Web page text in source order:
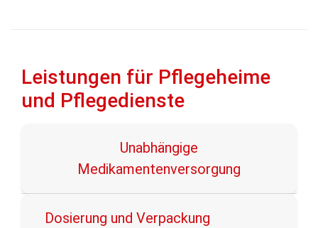
Leistungen für Pflegeheime
und Pflegedienste
Unabhängige
Medikamentenversorgung
Dosierung und Verpackung